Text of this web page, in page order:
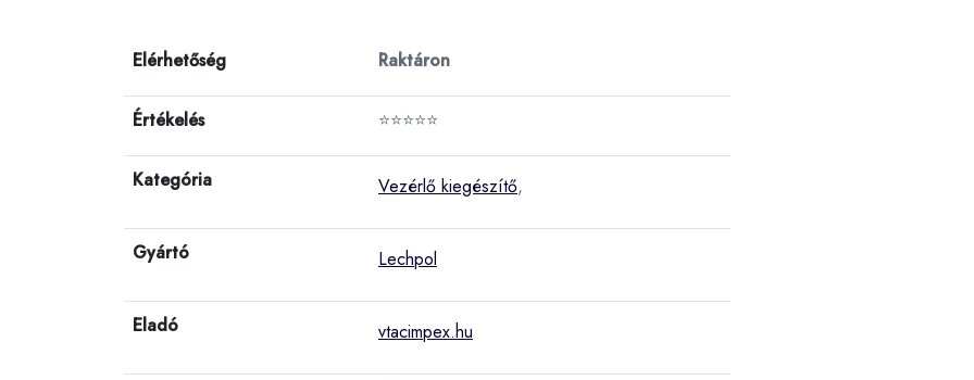
Elérhetőség Raktáron
Értékelés ⭐⭐⭐⭐⭐
Kategória Vezérlő kiegészítő,
Gyártó Lechpol
Eladó vtacimpex.hu